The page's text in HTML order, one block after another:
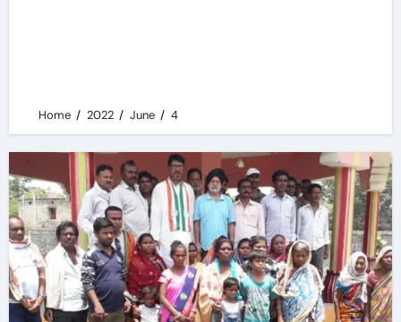
Home 2022 June 4